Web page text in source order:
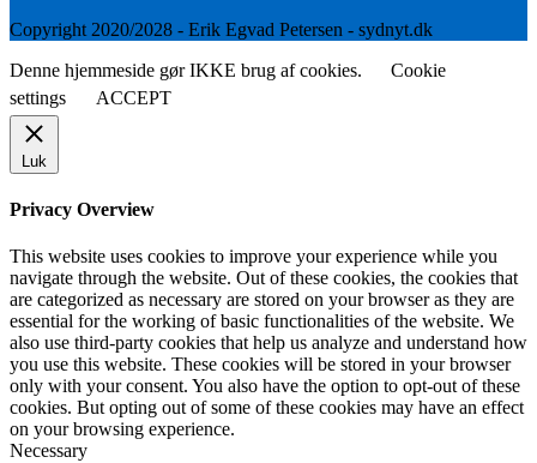
Copyright 2020/2028 - Erik Egvad Petersen - sydnyt.dk
Denne hjemmeside gør IKKE brug af cookies.
Cookie
settings
ACCEPT
Luk
Privacy Overview
This website uses cookies to improve your experience while you
navigate through the website. Out of these cookies, the cookies that
are categorized as necessary are stored on your browser as they are
essential for the working of basic functionalities of the website. We
also use third-party cookies that help us analyze and understand how
you use this website. These cookies will be stored in your browser
only with your consent. You also have the option to opt-out of these
cookies. But opting out of some of these cookies may have an effect
on your browsing experience.
Necessary